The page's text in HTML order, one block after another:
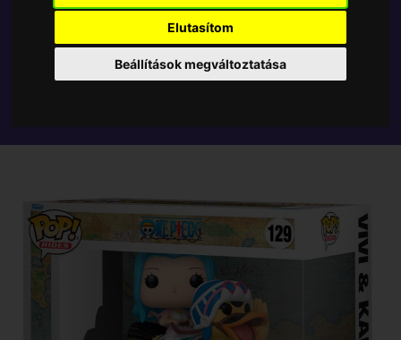
Elutasítom
Beállítások megváltoztatása